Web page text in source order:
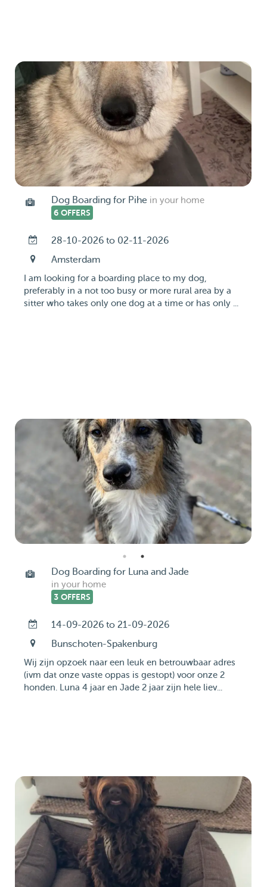
Dog Boarding for Pihe in your home
6 OFFERS
28-10-2026 to 02-11-2026
Amsterdam
I am looking for a boarding place to my dog,
preferably in a not too busy or more rural area by a
sitter who takes only one dog at a time or has only ...
Dog Boarding for Luna and Jade
in your home
3 OFFERS
14-09-2026 to 21-09-2026
Bunschoten-Spakenburg
Wij zijn opzoek naar een leuk en betrouwbaar adres
(ivm dat onze vaste oppas is gestopt) voor onze 2
honden. Luna 4 jaar en Jade 2 jaar zijn hele liev...